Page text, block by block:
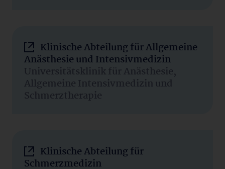
Klinische Abteilung für Allgemeine
Anästhesie und Intensivmedizin
Universitätsklinik für Anästhesie,
Allgemeine Intensivmedizin und
Schmerztherapie
Klinische Abteilung für
Schmerzmedizin